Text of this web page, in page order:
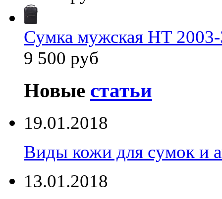
Сумка мужская HT
9 500 руб
Новые статьи
19.01.2018
Виды кожи для сумок и
13.01.2018